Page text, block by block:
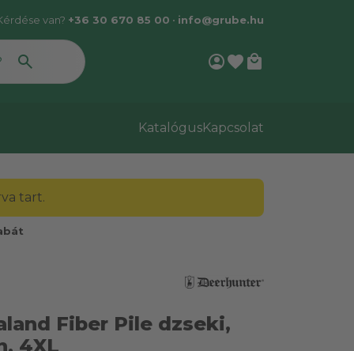
van? +36 30 670 85 00 • info@grube.hu
account_circlefavorite local_mall
KatalógusKapcsolat
tart.
Fiber Pile dzseki,
4XL